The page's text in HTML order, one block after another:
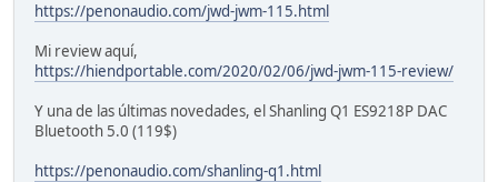
https://penonaudio.com/jwd-jwm-115.html
Mi review aquí,
https://hiendportable.com/2020/02/06/jwd-jwm-115-review/
Y una de las últimas novedades, el Shanling Q1 ES9218P DAC
Bluetooth 5.0 (119$)
https://penonaudio.com/shanling-q1.html